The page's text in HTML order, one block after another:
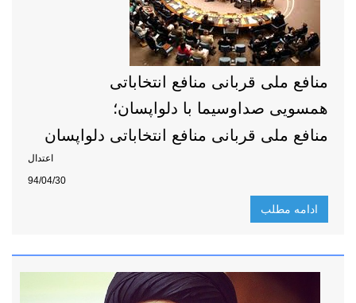
منافع ملی قربانی منافع انتخاباتی
همسویی صداوسیما با دلواپسان؛
منافع ملی قربانی منافع انتخاباتی دلواپسان
اعتدال
94/04/30
ادامه مطلب